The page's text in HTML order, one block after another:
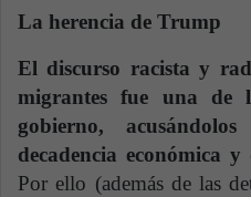
La herencia de Trump
El discurso racista y
migrantes fue una de
gobierno,
decadencia económica
Por ello (además de las